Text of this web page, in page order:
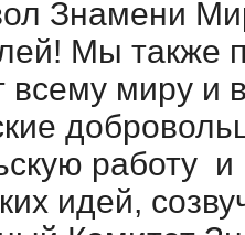
Знамени
Мы также
всему миру и
работу
идей,